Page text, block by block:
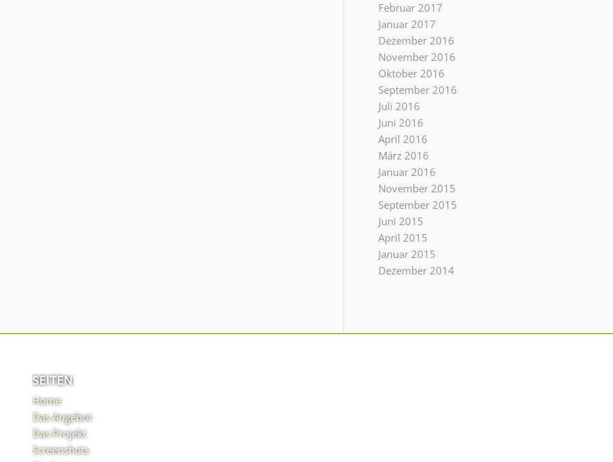
Februar 2017
Januar 2017
Dezember 2016
November 2016
Oktober 2016
September 2016
Juli 2016
Juni 2016
April 2016
März 2016
Januar 2016
November 2015
September 2015
Juni 2015
April 2015
Januar 2015
Dezember 2014
SEITEN
Home
Das Angebot
Das Projekt
Screenshots